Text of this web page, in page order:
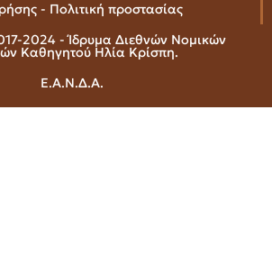
- Πολιτική προστασίας
2024 - Ίδρυμα Διεθνών Νομικών
Καθηγητού Ηλία Κρίσπη.
Ε.Α.Ν.Δ.Α.